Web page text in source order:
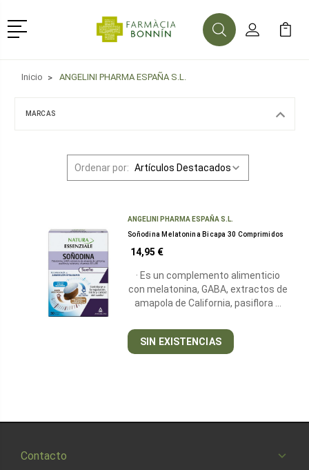
Menú
BuscarMi Cuenta
Mi
Inicio ANGELINI PHARMA ESPAÑA S.L.
MARCAS
Ordenar por:
ANGELINI PHARMA ESPAÑA S.L.
Soñodina Melatonina Bicapa 30 Comprimidos
14,95 €
· Es un complemento alimenticio
con melatonina, GABA, extractos de
amapola de California, pasiflora …
SIN EXISTENCIAS
Contacto